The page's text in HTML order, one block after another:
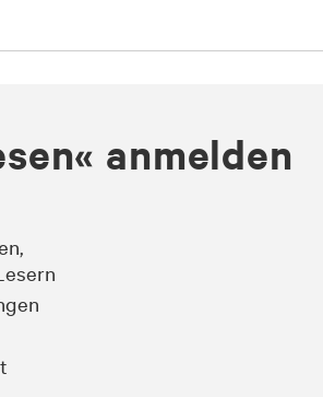
anmelden